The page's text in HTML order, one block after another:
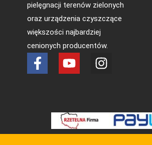
pielęgnacji terenów zielonych
oraz urządzenia czyszczące
większości najbardziej
cenionych producentów.